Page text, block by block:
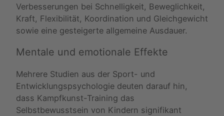
Verbesserungen bei Schnelligkeit, Beweglichkeit,
Kraft, Flexibilität, Koordination und Gleichgewicht
sowie eine gesteigerte allgemeine Ausdauer.
Mentale und emotionale Effekte
Mehrere Studien aus der Sport- und
Entwicklungspsychologie deuten darauf hin,
dass Kampfkunst-Training das
Selbstbewusstsein von Kindern signifikant